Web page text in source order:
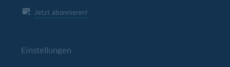
Jetzt abonnieren!
Einstellungen